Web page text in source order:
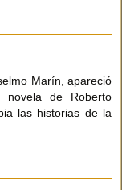
Marín, apareció
de Roberto
las historias de la